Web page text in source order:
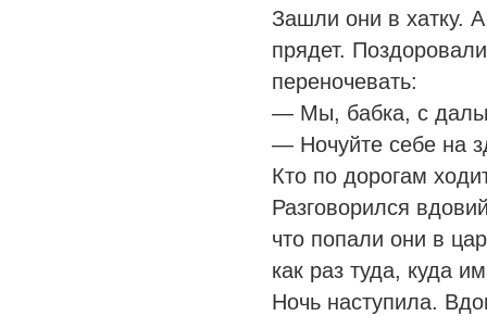
Зашли они в хатку.
прядет.
переночевать:
— Мы, бабка, с
— Ночуйте себе на
Кто по дорогам
Разговорился
что попали они в
как раз туда, куда
Ночь наступила.